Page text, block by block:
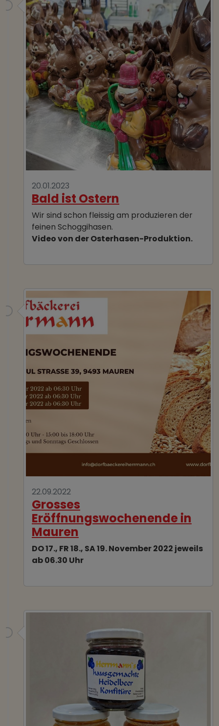
20.01.2023
Bald ist Ostern
Wir sind schon fleissig am produzieren der
feinen Schoggihasen.
Video von der Osterhasen-Produktion.
22.09.2022
Grosses
Eröffnungswochenende in
Mauren
DO 17., FR 18., SA 19. November 2022 jeweils
ab 06.30 Uhr